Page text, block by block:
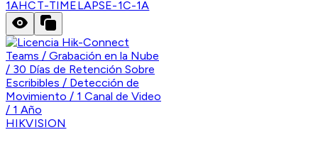
1AHCT-TIMELAPSE-1C-1A
HIKVISION